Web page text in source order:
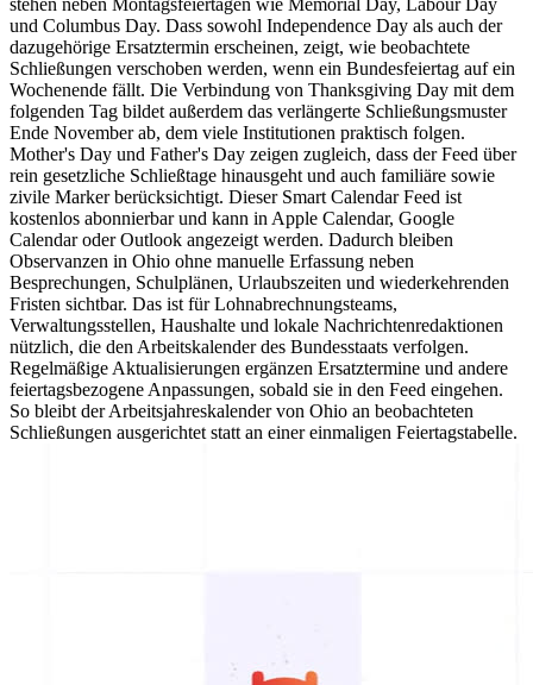
stehen neben Montagsfeiertagen wie Memorial Day, Labour Day
und Columbus Day. Dass sowohl Independence Day als auch der
dazugehörige Ersatztermin erscheinen, zeigt, wie beobachtete
Schließungen verschoben werden, wenn ein Bundesfeiertag auf ein
Wochenende fällt. Die Verbindung von Thanksgiving Day mit dem
folgenden Tag bildet außerdem das verlängerte Schließungsmuster
Ende November ab, dem viele Institutionen praktisch folgen.
Mother's Day und Father's Day zeigen zugleich, dass der Feed über
rein gesetzliche Schließtage hinausgeht und auch familiäre sowie
zivile Marker berücksichtigt. Dieser Smart Calendar Feed ist
kostenlos abonnierbar und kann in Apple Calendar, Google
Calendar oder Outlook angezeigt werden. Dadurch bleiben
Observanzen in Ohio ohne manuelle Erfassung neben
Besprechungen, Schulplänen, Urlaubszeiten und wiederkehrenden
Fristen sichtbar. Das ist für Lohnabrechnungsteams,
Verwaltungsstellen, Haushalte und lokale Nachrichtenredaktionen
nützlich, die den Arbeitskalender des Bundesstaats verfolgen.
Regelmäßige Aktualisierungen ergänzen Ersatztermine und andere
feiertagsbezogene Anpassungen, sobald sie in den Feed eingehen.
So bleibt der Arbeitsjahreskalender von Ohio an beobachteten
Schließungen ausgerichtet statt an einer einmaligen Feiertagstabelle.